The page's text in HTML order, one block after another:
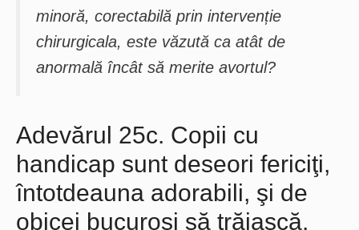
minoră, corectabilă prin intervenție
chirurgicala, este văzută ca atât de
anormală încât să merite avortul?
Adevărul 25c. Copii cu
handicap sunt deseori fericiţi,
întotdeauna adorabili, şi de
obicei bucuroşi să trăiască.